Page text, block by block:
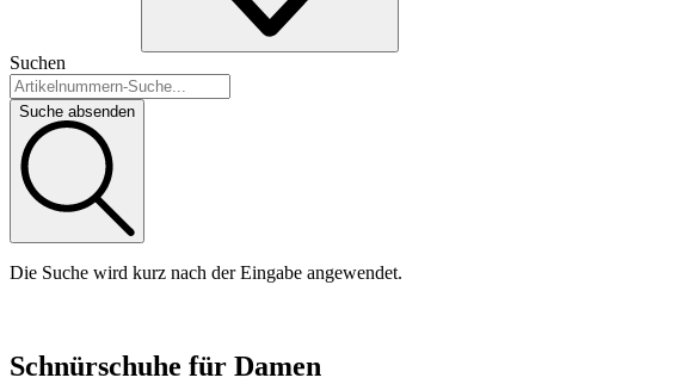
Suchen
Suche absenden
Die Suche wird kurz nach der Eingabe angewendet.
Schnürschuhe für Damen